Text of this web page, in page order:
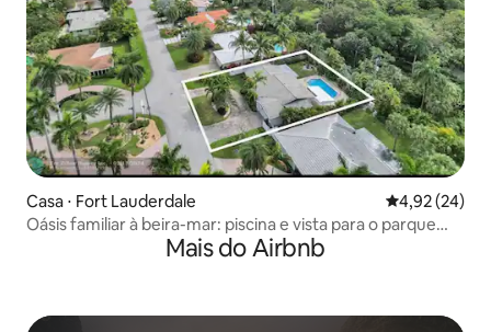
Casa ⋅ Fort Lauderdale 4,92 de uma
4,92 (24)
Oásis familiar à beira-mar: piscina e vista para o parque
Mais do Airbnb